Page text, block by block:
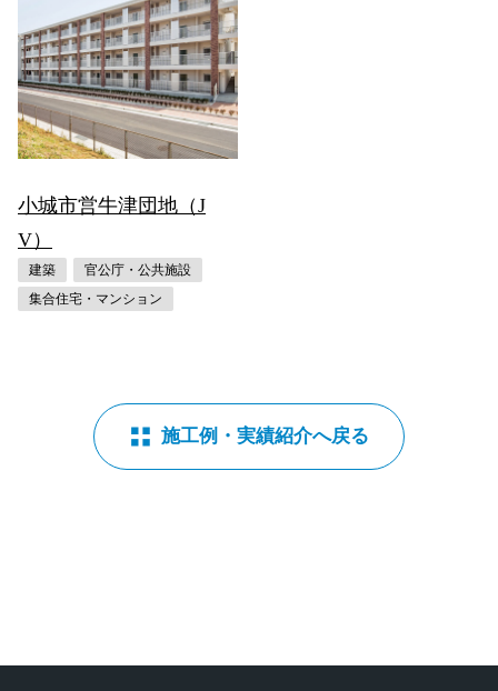
小城市営牛津団地（J
V）
建築
官公庁・公共施設
集合住宅・マンション
施工例・実績紹介へ戻る